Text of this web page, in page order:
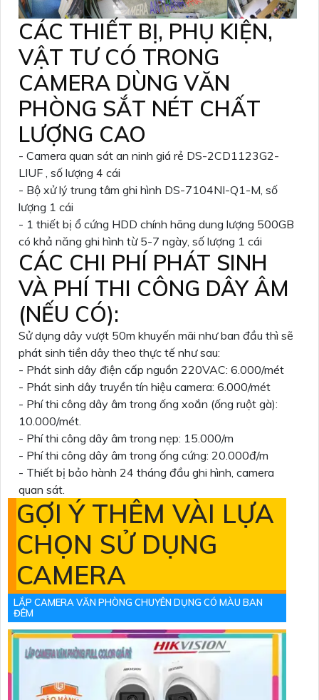
CÁC THIẾT BỊ, PHỤ KIỆN,
VẬT TƯ CÓ TRONG
CAMERA DÙNG VĂN
PHÒNG SẮT NÉT CHẤT
LƯỢNG CAO
- Camera quan sát an ninh giá rẻ DS-2CD1123G2-
LIUF , số lượng 4 cái
- Bộ xử lý trung tâm ghi hình DS-7104NI-Q1-M, số
lượng 1 cái
- 1 thiết bị ổ cứng HDD chính hãng dung lượng 500GB
có khả năng ghi hình từ 5-7 ngày, số lượng 1 cái
CÁC CHI PHÍ PHÁT SINH
VÀ PHÍ THI CÔNG DÂY ÂM
(NẾU CÓ):
Sử dụng dây vượt 50m khuyến mãi như ban đầu thì sẽ
phát sinh tiền dây theo thực tế như sau:
- Phát sinh dây điện cấp nguồn 220VAC: 6.000/mét
- Phát sinh dây truyền tín hiệu camera: 6.000/mét
- Phí thi công dây âm trong ống xoắn (ống ruột gà):
10.000/mét.
- Phí thi công dây âm trong nẹp: 15.000/m
- Phí thi công dây âm trong ống cứng: 20.000đ/m
- Thiết bị bảo hành 24 tháng đầu ghi hình, camera
quan sát.
GỢI Ý THÊM VÀI LỰA
CHỌN SỬ DỤNG
CAMERA
LẮP CAMERA VĂN PHÒNG CHUYÊN DỤNG CÓ MÀU BAN
ĐÊM